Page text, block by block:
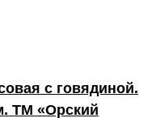
с говядиной.
ТМ «Орский